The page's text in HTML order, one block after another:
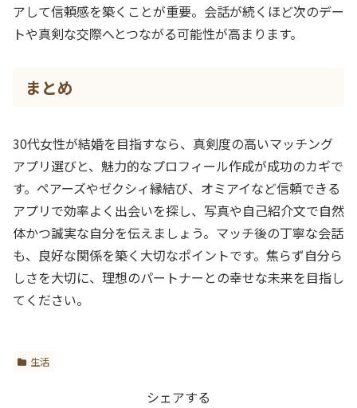
アして信頼感を築くことが重要。会話が続くほど次のデー
トや真剣な交際へとつながる可能性が高まります。
まとめ
30代女性が結婚を目指すなら、真剣度の高いマッチング
アプリ選びと、魅力的なプロフィール作成が成功のカギで
す。ペアーズやゼクシィ縁結び、オミアイなど信頼できる
アプリで効率よく出会いを探し、写真や自己紹介文で自然
体かつ誠実な自分を伝えましょう。マッチ後の丁寧な会話
も、良好な関係を築く大切なポイントです。焦らず自分ら
しさを大切に、理想のパートナーとの幸せな未来を目指し
てください。
生活
シェアする